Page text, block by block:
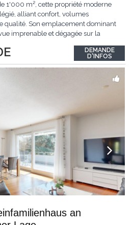
1'000 m², cette propriété moderne
alliant confort, volumes
qualité. Son emplacement dominant
imprenable et dégagée sur la
une surface habitable utile de plus
...
DEMANDE
D'INFOS
an